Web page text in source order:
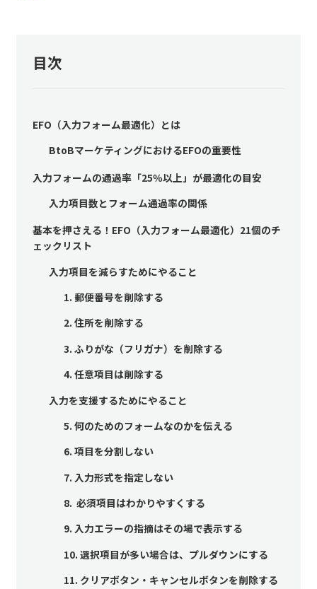
目次
EFO（入力フォーム最適化）とは
BtoBマーケティングにおけるEFOの重要性
入力フォームの通過率「25％以上」が最適化の目安
入力項目数とフォーム通過率の関係
基本を押さえる！EFO（入力フォーム最適化）21個のチ
ェックリスト
入力項目を減らすためにやること
1. 郵便番号を削除する
2. 住所を削除する
3. ふりがな（フリガナ）を削除する
4. 任意項目は削除する
入力を支援するためにやること
5. 何のためのフォームなのかを伝える
6. 項目を分割しない
7. 入力形式を指定しない
8. 必須項目はわかりやすくする
9. 入力エラーの指摘はその場で表示する
10. 選択項目が多い場合は、プルダウンにする
11. クリアボタン・キャンセルボタンを削除する